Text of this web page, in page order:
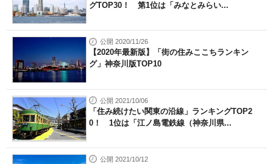
グTOP30！ 第1位は「みなとみらい...
公開 2020/11/26
【2020年最新版】「街の住みここちランキン
グ」神奈川版TOP10
公開 2021/10/06
「住み続けたい関東の沿線」ランキングTOP2
0！ 1位は「江ノ島電鉄線（神奈川県...
公開 2021/10/12